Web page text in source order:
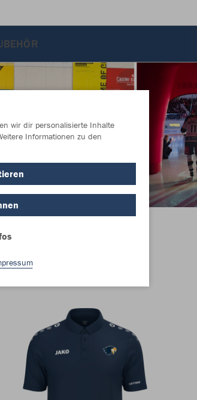
wir dir personalisierte Inhalte
Informationen zu den